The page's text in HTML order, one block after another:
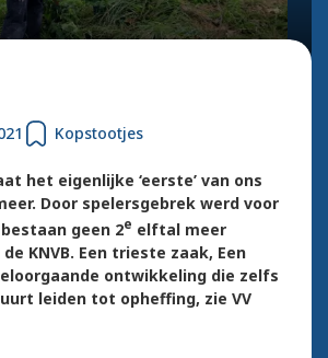
Bekijk alle foto's
Kopstootjes
het eigenlijke ‘eerste’ van ons
Door spelersgebrek werd voor
geen 2e elftal meer
KNVB. Een trieste zaak, Een
ontwikkeling die zelfs
leiden tot opheffing, zie VV